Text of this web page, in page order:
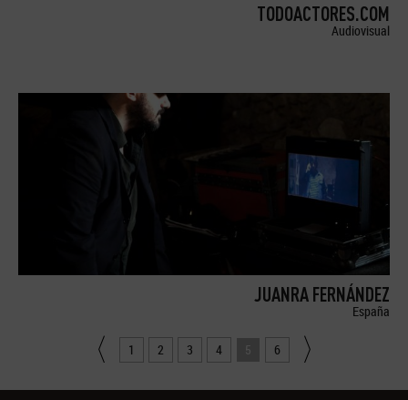
TODOACTORES.COM
Audiovisual
JUANRA FERNÁNDEZ
España
1 2 3 4 5 6